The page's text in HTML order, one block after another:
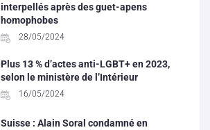
interpellés après des guet-apens
homophobes
28/05/2024
Plus 13 % d’actes anti-LGBT+ en 2023,
selon le ministère de l’Intérieur
16/05/2024
Suisse : Alain Soral condamné en